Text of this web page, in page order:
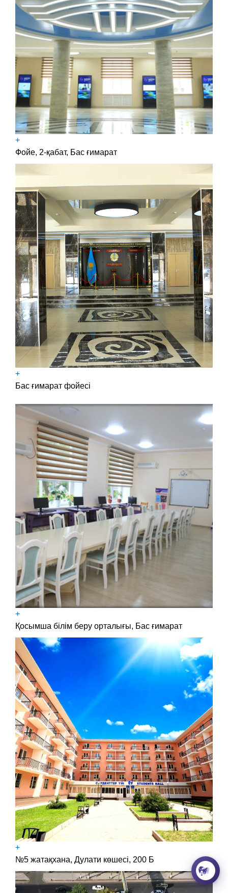
+
Фойе, 2-қабат, Бас ғимарат
+
Бас ғимарат фойесі
+
Қосымша білім беру орталығы, Бас ғимарат
+
№5 жатақхана, Дулати көшесі, 200 Б